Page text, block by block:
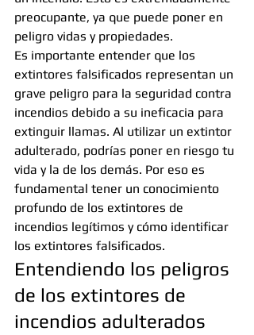
preocupante, ya que puede poner en
peligro vidas y propiedades.
Es importante entender que los
extintores falsificados representan un
grave peligro para la seguridad contra
incendios debido a su ineficacia para
extinguir llamas. Al utilizar un extintor
adulterado, podrías poner en riesgo tu
vida y la de los demás. Por eso es
fundamental tener un conocimiento
profundo de los extintores de
incendios legítimos y cómo identificar
los extintores falsificados.
Entendiendo los peligros
de los extintores de
incendios adulterados